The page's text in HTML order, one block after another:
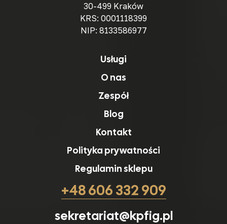
30-499 Kraków
KRS: 0001118399
NIP: 8133586977
Usługi
O nas
Zespół
Blog
Kontakt
Polityka prywatności
Regulamin sklepu
+48 606 332 909
sekretariat@kpfig.pl